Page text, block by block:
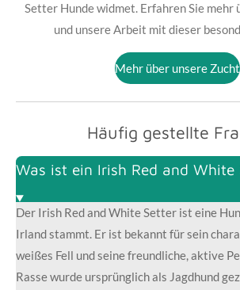
Setter Hunde widmet. Erfahren Sie mehr
und unsere Arbeit mit dieser
Mehr über unsere Zucht
Häufig gestellte
Was ist ein Irish Red and White
Der Irish Red and White Setter ist eine
Irland stammt. Er ist bekannt für sein
weißes Fell und seine freundliche, aktive
Rasse wurde ursprünglich als Jagdhund